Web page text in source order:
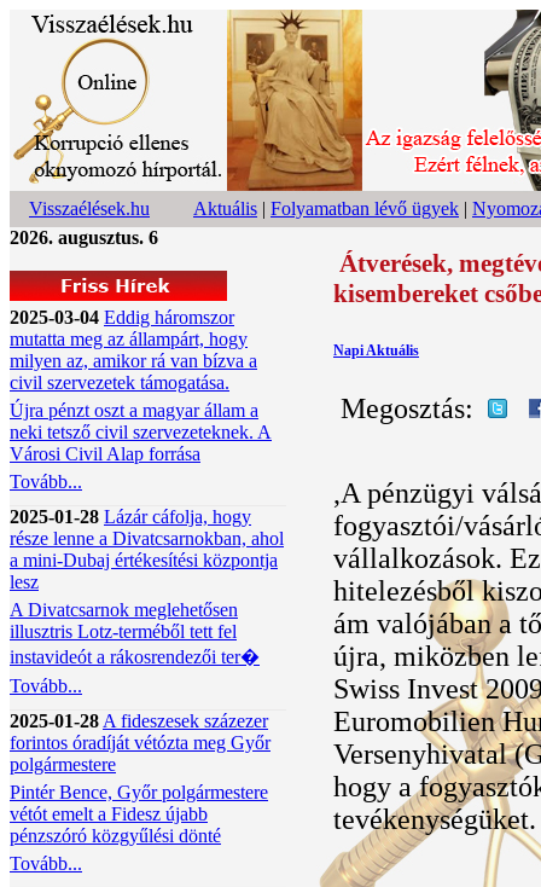
Visszaélések.hu Aktuális | Folyamatban lévő ügyek |
2026. augusztus. 6
2025-03-04 Eddig háromszor
mutatta meg az állampárt, hogy
milyen az, amikor rá van bízva a
civil szervezetek támogatása.
Újra pénzt oszt a magyar állam a
neki tetsző civil szervezeteknek. A
Városi Civil Alap forrása
Tovább...
2025-01-28 Lázár cáfolja, hogy
része lenne a Divatcsarnokban, ahol
a mini-Dubaj értékesítési központja
lesz
A Divatcsarnok meglehetősen
illusztris Lotz-terméből tett fel
instavideót a rákosrendezői ter�
Tovább...
2025-01-28 A fideszesek százezer
forintos óradíját vétózta meg Győr
polgármestere
Pintér Bence, Győr polgármestere
vétót emelt a Fidesz újabb
pénzszóró közgyűlési dönté
Tovább...
Átverések,
kisembereket
Napi Aktuális
Megosztás:
,A pénzügyi
fogyasztói/
vállalkozások.
hitelezésből
ám valójában a
újra, miközben
Swiss Invest
Euromobilien
Versenyhivatal
hogy a